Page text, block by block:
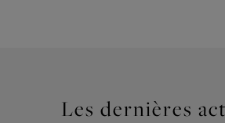
Les dernières